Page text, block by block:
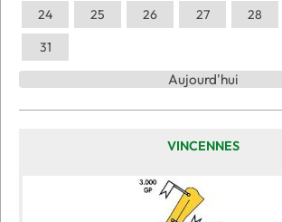
24
25 26 27 28
31
Aujourd'hui
VINCENNES